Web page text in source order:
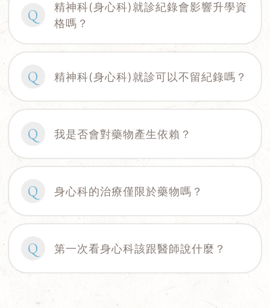
Q
精神科(身心科)就診紀錄會影響升學資
格嗎？
Q 精神科(身心科)就診可以不留紀錄嗎？
Q 我是否會對藥物產生依賴？
Q 身心科的治療僅限於藥物嗎？
Q 第一次看身心科該跟醫師說什麼？